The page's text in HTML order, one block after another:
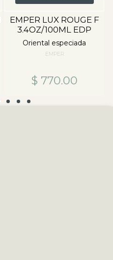
EMPER LUX ROUGE F
3.4OZ/100ML EDP
Oriental especiada
EMPER
$ 770.00